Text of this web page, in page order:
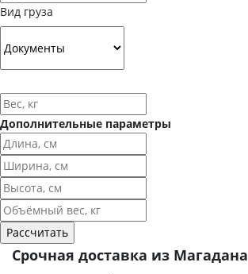
Вид груза
Дополнительные параметры
Срочная доставка из Магадана